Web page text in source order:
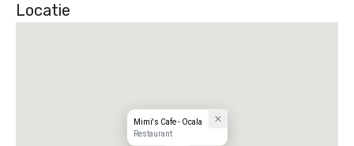
Locatie
Mimi's Cafe - Ocala
Restaurant